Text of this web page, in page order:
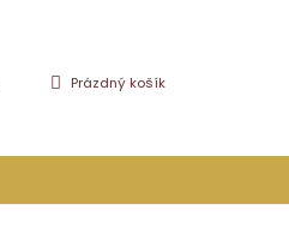
NÁKUPNÍ
Prázdný košík